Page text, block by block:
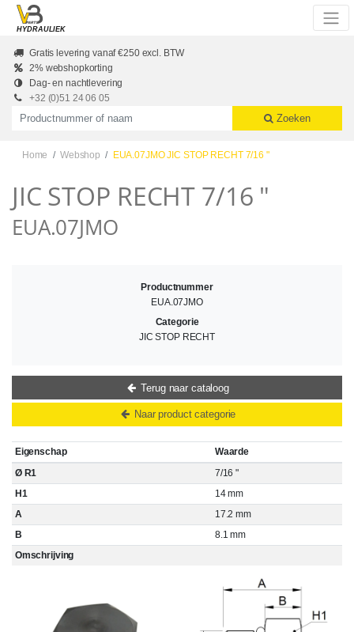
Skip to main content
HYDRAULIEK
Gratis levering vanaf €250 excl. BTW
2% webshopkorting
Dag- en nachtlevering
+32 (0)51 24 06 05
Productnummer of naam
Zoeken
Home Webshop EUA.07JMO JIC STOP RECHT 7/16 "
JIC STOP RECHT 7/16 "
EUA.07JMO
Eigenschap
Waarde
Ø R1
7/16 "
H1
14 mm
A
17.2 mm
B
8.1 mm
Omschrijving
Productnummer
EUA.07JMO
Categorie
JIC STOP RECHT
Terug naar cataloog
Naar product categorie